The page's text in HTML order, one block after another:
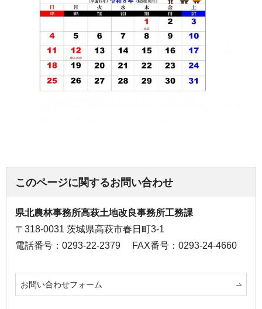
このページに関するお問い合わせ
県北農林事務所高萩土地改良事務所工務課
〒318-0031 茨城県高萩市春日町3-1
電話番号：0293-22-2379
FAX番号：0293-24-4660
お問い合わせフォーム